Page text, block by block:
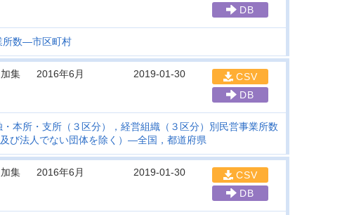
DB
所数―市区町村
集
2016年6月 2019-01-30
CSV
DB
本所・支所（３区分），経営組織（３区分）別民営事業所数
び法人でない団体を除く）―全国，都道府県
集
2016年6月 2019-01-30
CSV
DB